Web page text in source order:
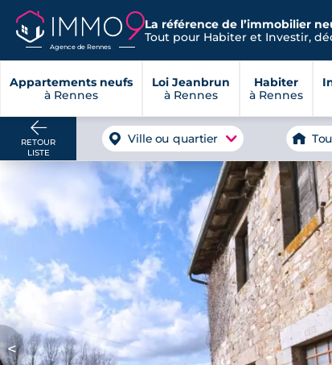
Agence de Rennes
La référence de l’immobilier
Tout pour Habiter et Investir,
Appartements neufs
à Rennes
Loi Jeanbrun
à Rennes
Habiter
à Rennes
RETOUR
LISTE
Ville ou quartier
<